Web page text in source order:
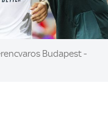
Budapest -